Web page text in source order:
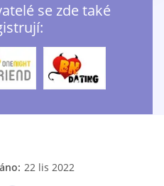
se zde také
22 lis 2022